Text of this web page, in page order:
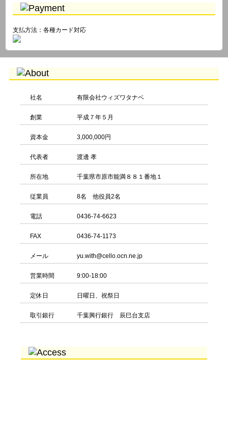
支払方法：各種カード対応
社名 有限会社ウィズワタナベ
創業 平成７年５月
資本金 3,000,000円
代表者 渡邊 孝
所在地 千葉県市原市能満８８１番地１
従業員 8名 他役員2名
電話 0436-74-6623
FAX 0436-74-1173
メール yu.with@cello.ocn.ne.jp
営業時間 9:00-18:00
定休日 日曜日、祝祭日
取引銀行 千葉興行銀行 辰巳台支店